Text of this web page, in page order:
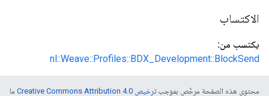
الاكتساب
يكتسب من:
nl::Weave::Profiles::BDX_Development::BlockSend
محتوى هذه الصفحة مرخّص بموجبترخيص Creative Commons Attribution 4.0‏
ما